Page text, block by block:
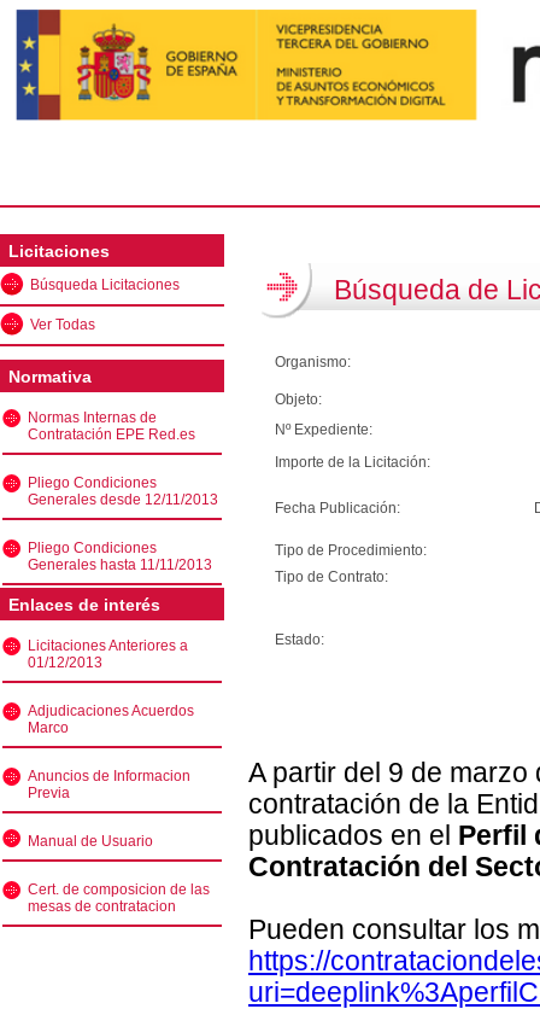
Licitaciones
Búsqueda Licitaciones
Ver Todas
Normativa
Normas Internas de
Contratación EPE Red.es
Pliego Condiciones
Generales desde 12/11/2013
Pliego Condiciones
Generales hasta 11/11/2013
Enlaces de interés
Licitaciones Anteriores a
01/12/2013
Adjudicaciones Acuerdos
Marco
Anuncios de Informacion
Previa
Manual de Usuario
Cert. de composicion de las
mesas de contratacion
Búsqueda de
Organismo:
Objeto:
Nº Expediente:
Importe de la Licitación:
Fecha Publicación:
Tipo de Procedimiento:
Tipo de Contrato:
Estado:
A partir del 9 de
contratación de la
publicados en el Perfil
Contratación del
Pueden consultar los
https://